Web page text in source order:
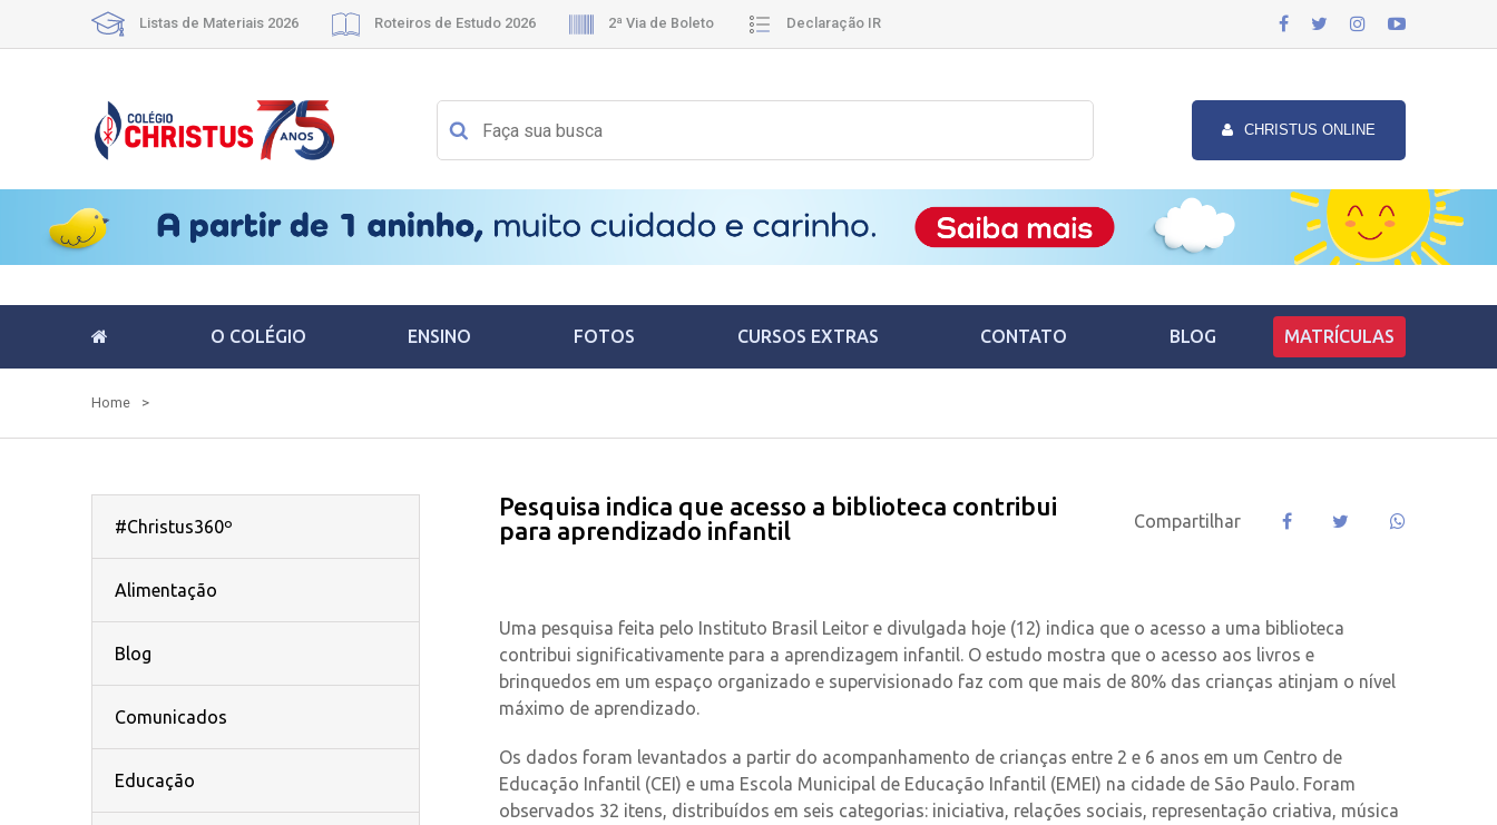
Listas de Materiais 2026 Roteiros de Estudo 2026 2ª Via de Boleto Declaração IR
CHRISTUS ONLINE
O COLÉGIO ENSINO FOTOS CURSOS EXTRAS CONTATO BLOG MATRÍCULAS
Home >
#Christus360º
Alimentação
Blog
Comunicados
Educação
Pesquisa indica que acesso a biblioteca contribui
para aprendizado infantil
Compartilhar
Uma pesquisa feita pelo Instituto Brasil Leitor e divulgada hoje (12) indica que o acesso a uma biblioteca
contribui significativamente para a aprendizagem infantil. O estudo mostra que o acesso aos livros e
brinquedos em um espaço organizado e supervisionado faz com que mais de 80% das crianças atinjam o nível
máximo de aprendizado.
Os dados foram levantados a partir do acompanhamento de crianças entre 2 e 6 anos em um Centro de
Educação Infantil (CEI) e uma Escola Municipal de Educação Infantil (EMEI) na cidade de São Paulo. Foram
observados 32 itens, distribuídos em seis categorias: iniciativa, relações sociais, representação criativa, música